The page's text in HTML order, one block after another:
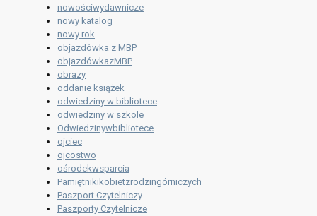
nowościwydawnicze
nowy katalog
nowy rok
objazdówka z MBP
objazdówkazMBP
obrazy
oddanie książek
odwiedziny w bibliotece
odwiedziny w szkole
Odwiedzinywbibliotece
ojciec
ojcostwo
ośrodekwsparcia
Pamiętnikikobietzrodzingórniczych
Paszport Czytelniczy
Paszporty Czytelnicze